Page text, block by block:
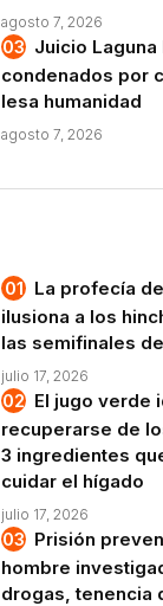
agosto 7, 2026
Juicio Laguna
condenados por
lesa humanidad
agosto 7, 2026
La profecía
ilusiona a los
las semifinales
julio 17, 2026
El jugo verde
recuperarse de
3 ingredientes
cuidar el hígado
julio 17, 2026
Prisión
hombre
drogas, tenencia